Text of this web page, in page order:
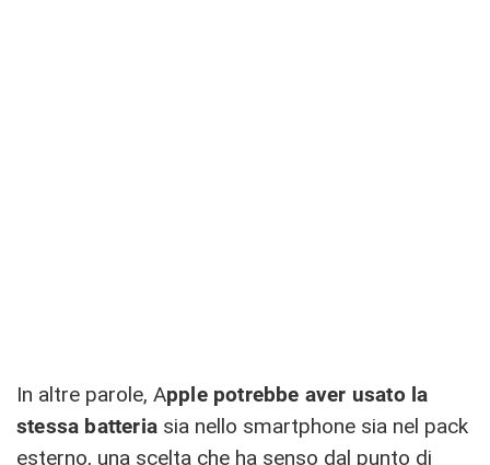
In altre parole, Apple potrebbe aver usato la
stessa batteria sia nello smartphone sia nel pack
esterno, una scelta che ha senso dal punto di